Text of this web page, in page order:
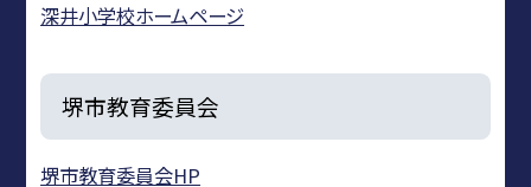
深井小学校ホームページ
堺市教育委員会
堺市教育委員会HP